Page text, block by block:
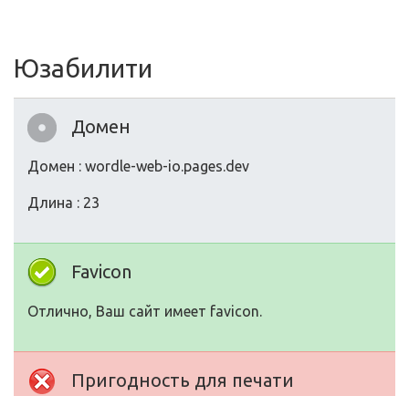
Юзабилити
Домен
Домен : wordle-web-io.pages.dev
Длина : 23
Favicon
Отлично, Ваш сайт имеет favicon.
Пригодность для печати